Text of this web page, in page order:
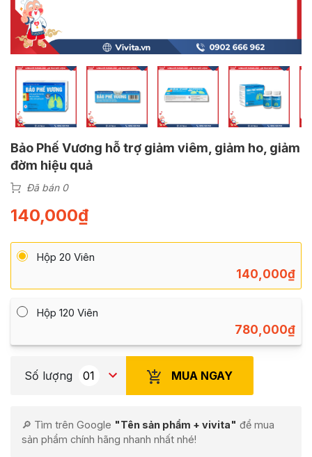
Bảo Phế Vương hỗ trợ giảm viêm, giảm ho, giảm
đờm hiệu quả
Đã bán 0
140,000₫
Hộp 20 Viên
140,000₫
Hộp 120 Viên
780,000₫
Số lượng MUA NGAY
🔎 Tìm trên Google "Tên sản phẩm + vivita" để mua
sản phẩm chính hãng nhanh nhất nhé!